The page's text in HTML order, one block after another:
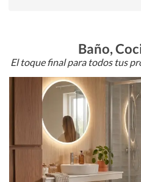
Baño,
El toque final para todos tus